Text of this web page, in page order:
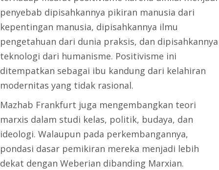
penyebab dipisahkannya pikiran manusia dari
kepentingan manusia, dipisahkannya ilmu
pengetahuan dari dunia praksis, dan dipisahkannya
teknologi dari humanisme. Positivisme ini
ditempatkan sebagai ibu kandung dari kelahiran
modernitas yang tidak rasional.
Mazhab Frankfurt juga mengembangkan teori
marxis dalam studi kelas, politik, budaya, dan
ideologi. Walaupun pada perkembangannya,
pondasi dasar pemikiran mereka menjadi lebih
dekat dengan Weberian dibanding Marxian.